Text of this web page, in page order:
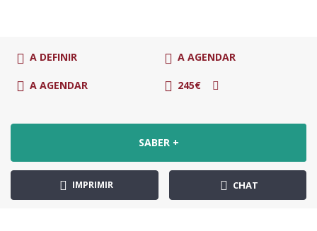
A DEFINIR A AGENDAR
A AGENDAR 245€
SABER +
IMPRIMIR CHAT